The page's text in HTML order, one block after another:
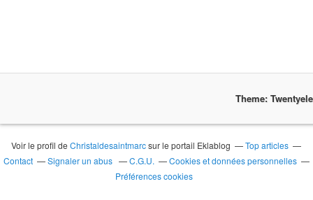
Theme:
Voir le profil deChristaldesaintmarcsur le portail Eklablog
Top articles
Contact
Signaler un abus C.G.U.
Cookies et données personnelles
Préférences cookies